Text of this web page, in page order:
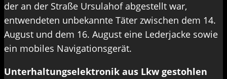
der an der Straße Ursulahof abgestellt war,
entwendeten unbekannte Täter zwischen dem 14.
August und dem 16. August eine Lederjacke sowie
ein mobiles Navigationsgerät.
Unterhaltungselektronik aus Lkw gestohlen